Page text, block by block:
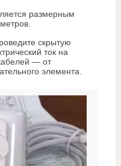
размерным
скрытую
ток на
— от
элемента.